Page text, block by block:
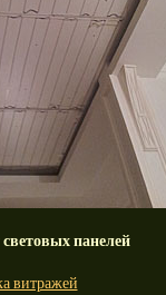
панелей